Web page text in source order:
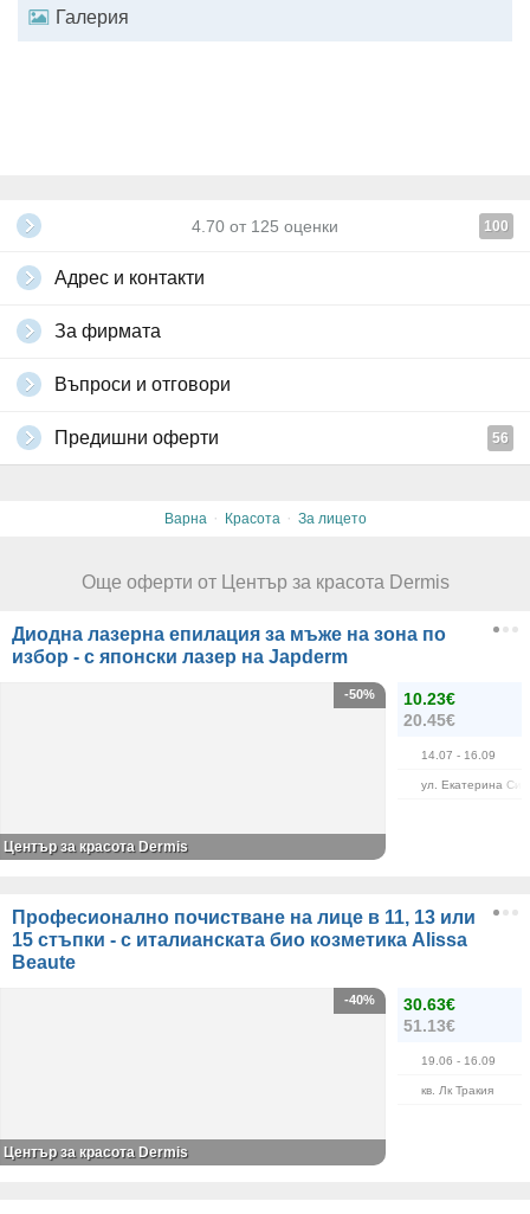
Галерия
4.70 от 125 оценки 100
Адрес и контакти
За фирмата
Въпроси и отговори
Предишни оферти 56
Варна · Красота · За лицето
Още оферти от Център за красота Dermis
Диодна лазерна епилация за мъже на зона по
избор - с японски лазер на Japderm
10.23€
20.45€
14.07 - 16.09
ул. Екатерина
-50%
Център за красота Dermis
Професионално почистване на лице в 11, 13 или
15 стъпки - с италианската био козметика Alissa
Beaute
30.63€
51.13€
19.06 - 16.09
кв. Лк Тракия
-40%
Център за красота Dermis